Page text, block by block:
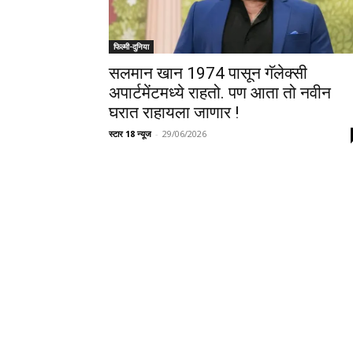
फिल्मी-दुनिया
सलमान खान 1974 पासून गॅलेक्सी
अपार्टमेंटमध्ये राहतो. पण आता तो नवीन
घरात राहायला जाणार !
स्टार 18 न्यूज - 29/06/2026